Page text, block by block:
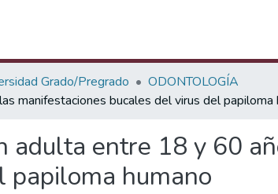
Grado/Pregrado
ODONTOLOGÍA
manifestaciones bucales del virus del papiloma
adulta entre 18 y 60
papiloma humano